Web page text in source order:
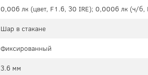
0,006 лк (цвет, F1.6, 30 IRE); 0,0006 лк (ч/б,
Шар в стакане
Фиксированный
3.6 мм